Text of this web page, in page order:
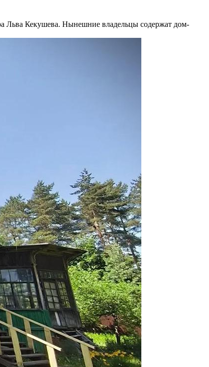
Льва Кекушева. Нынешние владельцы содержат дом-